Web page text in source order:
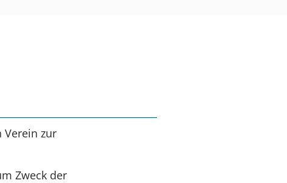
Verein zur
Zweck der